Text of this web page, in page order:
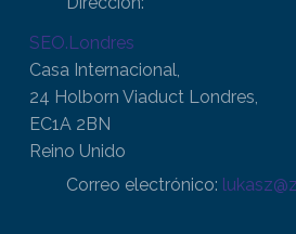
SEO.Londres
Casa Internacional,
24 Holborn Viaduct Londres,
EC1A 2BN
Reino Unido
Correo electrónico: